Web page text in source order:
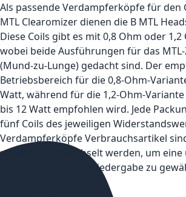
Als passende Verdampferköpfe für den
MTL Clearomizer dienen die B MTL
Diese Coils gibt es mit 0,8 Ohm oder
wobei beide Ausführungen für das
(Mund-zu-Lunge) gedacht sind. Der
Betriebsbereich für die 0,8-Ohm-
Watt, während für die 1,2-Ohm-
bis 12 Watt empfohlen wird. Jede
fünf Coils des jeweiligen
Verdampferköpfe Verbrauchsartikel
periodisch gewechselt werden, um
Liquid-Geschmackswiedergabe zu